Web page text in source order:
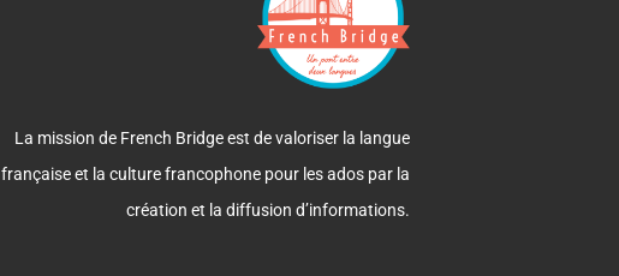
La mission de French Bridge est de valoriser la langue
française et la culture francophone pour les ados par la
création et la diffusion d’informations.